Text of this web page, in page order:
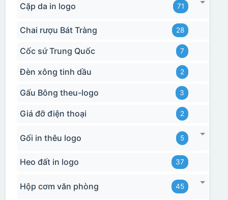
Cặp da in logo 71
Chai rượu Bát Tràng 28
Cốc sứ Trung Quốc 7
Đèn xông tinh dầu 2
Gấu Bông theu-logo 3
Giá đỡ điện thoại 2
Gối in thêu logo 5
Heo đất in logo 37
Hộp cơm văn phòng 45